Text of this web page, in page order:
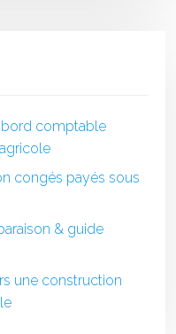
bord comptable
congés payés sous
& guide
une construction